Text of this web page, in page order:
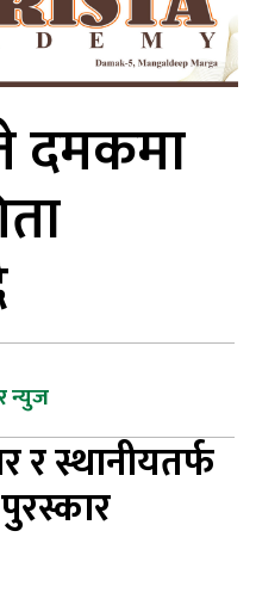
दमकमा
न्युज
र स्थानीयतर्फ